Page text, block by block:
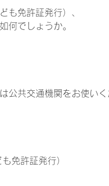
も免許証発行）、
何でしょうか。
交通機関をお使いく
も免許証発行）